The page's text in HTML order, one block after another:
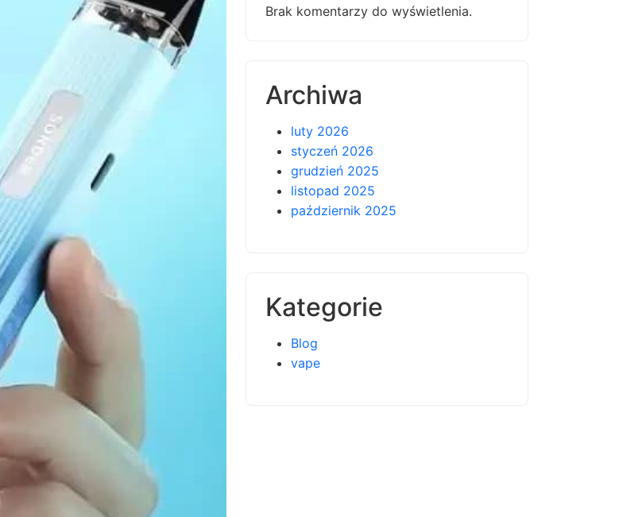
Brak komentarzy do wyświetlenia.
Archiwa
luty 2026
styczeń 2026
grudzień 2025
listopad 2025
październik 2025
Kategorie
Blog
vape